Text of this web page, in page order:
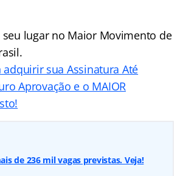
seu lugar no Maior Movimento de
adquirir sua Assinatura Até
Aprovação e o MAIOR
de 236 mil vagas previstas. Veja!